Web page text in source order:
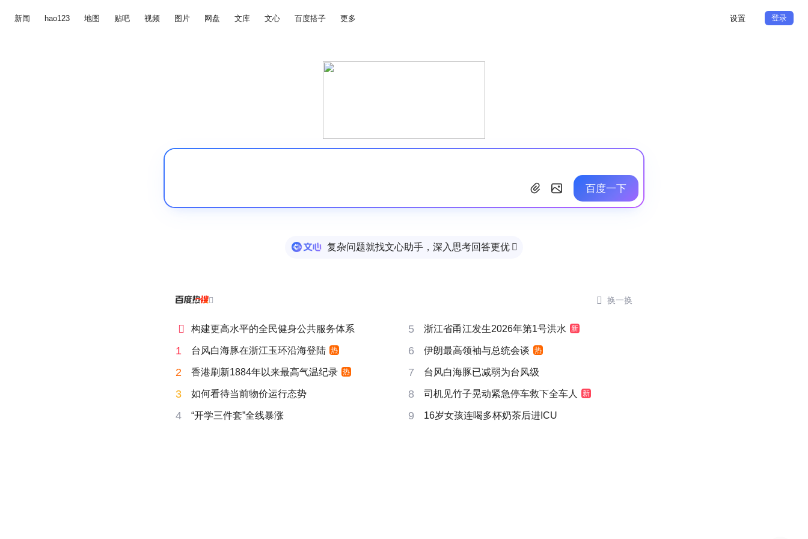
新闻 hao123 地图 贴吧 视频 图片 网盘 文库 文心 百度搭子 更多 设置 登录
百度一下
复杂问题就找文心助手，深入思考回答更优 
  换一换
 构建更高水平的全民健身公共服务体系 5 浙江省甬江发生2026年第1号洪水 新
1 台风白海豚在浙江玉环沿海登陆 热 6 伊朗最高领袖与总统会谈 热
2 香港刷新1884年以来最高气温纪录 热 7 台风白海豚已减弱为台风级
3 如何看待当前物价运行态势 8 司机见竹子晃动紧急停车救下全车人 新
4 “开学三件套”全线暴涨 9 16岁女孩连喝多杯奶茶后进ICU